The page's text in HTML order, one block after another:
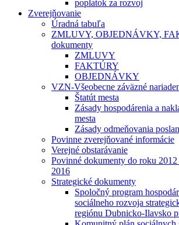
poplatok za rozvoj
Zverejňovanie
Úradná tabuľa
ZMLUVY, OBJEDNÁVKY,
dokumenty
ZMLUVY
FAKTÚRY
OBJEDNÁVKY
VZN-Všeobecne záväzné
Štatút mesta
Zásady hospodárenia a
mesta
Zásady odmeňovania
Povinne zverejňované informácie
Verejné obstarávanie
Povinné dokumenty do roku
2016
Strategické dokumenty
Spoločný program
sociálneho rozvoja
regiónu Dubnicko-Ilavsko